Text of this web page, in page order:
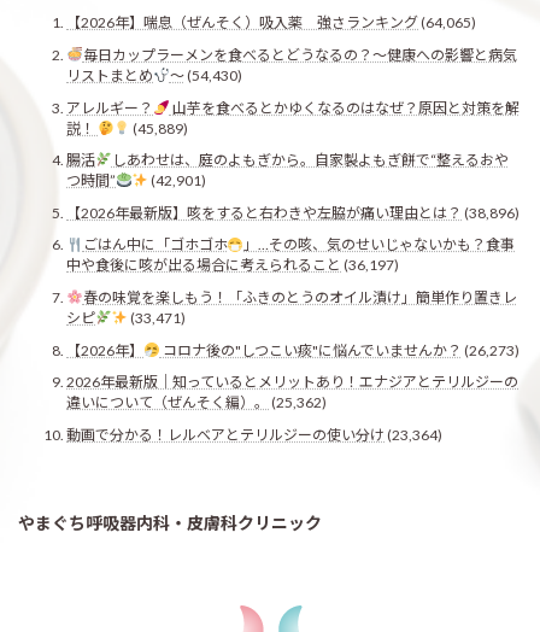
【2026年】喘息（ぜんそく）吸入薬 強さランキング(64,065)
毎日カップラーメンを食べるとどうなるの？〜健康への影響と病気
リストまとめ
〜(54,430)
アレルギー？
山芋を食べるとかゆくなるのはなぜ？原因と対策を解
説！
(45,889)
腸活
しあわせは、庭のよもぎから。自家製よもぎ餅で“整えるおや
つ時間”
(42,901)
【2026年最新版】咳をすると右わきや左脇が痛い理由とは？ (38,896)
ごはん中に「ゴホゴホ
」…その咳、気のせいじゃないかも？食事
中や食後に咳が出る場合に考えられること (36,197)
春の味覚を楽しもう！「ふきのとうのオイル漬け」簡単作り置きレ
シピ
(33,471)
【2026年】
コロナ後の"しつこい痰"に悩んでいませんか？ (26,273)
2026年最新版｜知っているとメリットあり！エナジアとテリルジーの
違いについて（ぜんそく編）。
(25,362)
動画で分かる！レルベアとテリルジーの使い分け (23,364)
やまぐち呼吸器内科・皮膚科クリニック